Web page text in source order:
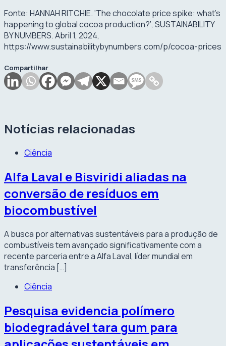
Fonte: HANNAH RITCHIE. ‘The chocolate price spike: what’s
happening to global cocoa production?’, SUSTAINABILITY
BY NUMBERS. Abril 1, 2024,
https://www.sustainabilitybynumbers.com/p/cocoa-prices
Compartilhar
Notícias relacionadas
Ciência
Alfa Laval e Bisviridi aliadas na
conversão de resíduos em
biocombustível
A busca por alternativas sustentáveis para a produção de
combustíveis tem avançado significativamente com a
recente parceria entre a Alfa Laval, líder mundial em
transferência […]
Ciência
Pesquisa evidencia polímero
biodegradável tara gum para